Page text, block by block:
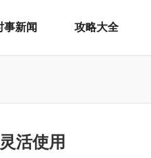
事新闻 攻略大全
活使用